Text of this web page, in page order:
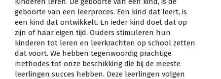
geboorte van een leerproces. Een kind dat leert, is
een kind dat ontwikkelt. En ieder kind doet dat op
zijn of haar eigen tijd. Ouders stimuleren hun
kinderen tot leren en leerkrachten op school zetten
dat voort. We hebben tegenwoordig prachtige
methodes tot onze beschikking die bij de meeste
leerlingen succes hebben. Deze leerlingen volgen